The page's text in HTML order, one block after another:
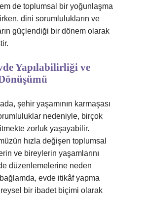
de toplumsal bir yoğunlaşma
dini sorumlulukların ve
güçlendiği bir dönem olarak
Yapılabilirliği ve
şehir yaşamının karmaşası
nedeniyle, birçok
zorluk yaşayabilir.
hızla değişen toplumsal
ve bireylerin yaşamlarını
düzenlemelerine neden
evde itikâf yapma
bir ibadet biçimi olarak